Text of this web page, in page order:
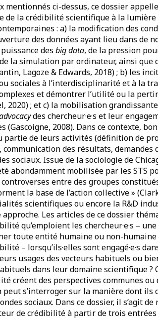
mentionnés ci-dessus, ce dossier
de la crédibilité scientifique à la
: a) la modification des
des données ayant lieu dans de
des big data, de la pression
la simulation par ordinateur, ainsi que
Lagoze & Edwards, 2018) ; b) les
sociales à l’interdisciplinarité et à la
et démontrer l’utilité ou la
2020) ; et c) la mobilisation
des chercheur·e·s et leur
2008). Dans ce contexte,
partie de leurs activités (définition de
des résultats, demandes
sociaux. Issue de la sociologie de
abondamment mobilisée par les STS
entre des groupes
la base de l’action collective »
scientifiques ou encore la R&D
Les articles de ce dossier
qu’emploient les chercheur·e·s –
toute entité humaine ou non-
– lorsqu’ils·elles sont engagé·e·s
usages des vecteurs habituels ou
dans leur domaine scientifique ?
créent des perspectives communes ou
peut s’interroger sur la manière dont ils
sociaux. Dans ce dossier, il s’agit de
de crédibilité à partir de trois entrées